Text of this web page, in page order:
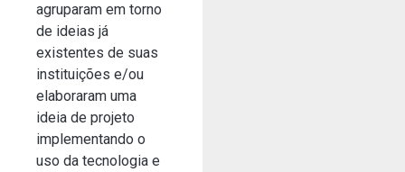
agruparam em torno
de ideias já
existentes de suas
instituições e/ou
elaboraram uma
ideia de projeto
implementando o
uso da tecnologia e